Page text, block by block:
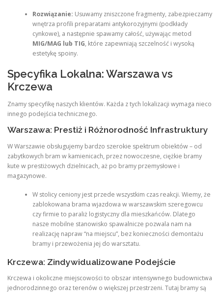
Rozwiązanie: Usuwamy zniszczone fragmenty, zabezpieczamy
wnętrza profili preparatami antykorozyjnymi (podkłady
cynkowe), a następnie spawamy całość, używając metod
MIG/MAG lub TIG, które zapewniają szczelność i wysoką
estetykę spoiny.
Specyfika Lokalna: Warszawa vs
Krczewa
Znamy specyfikę naszych klientów. Każda z tych lokalizacji wymaga nieco
innego podejścia technicznego.
Warszawa: Prestiż i Różnorodność Infrastruktury
W Warszawie obsługujemy bardzo szerokie spektrum obiektów – od
zabytkowych bram w kamienicach, przez nowoczesne, ciężkie bramy
kute w prestiżowych dzielnicach, aż po bramy przemysłowe i
magazynowe.
W stolicy ceniony jest przede wszystkim czas reakcji. Wiemy, że
zablokowana brama wjazdowa w warszawskim szeregowcu
czy firmie to paraliż logistyczny dla mieszkańców. Dlatego
nasze mobilne stanowisko spawalnicze pozwala nam na
realizację napraw “na miejscu”, bez konieczności demontażu
bramy i przewożenia jej do warsztatu.
Krczewa: Zindywidualizowane Podejście
Krczewa i okoliczne miejscowości to obszar intensywnego budownictwa
jednorodzinnego oraz terenów o większej przestrzeni. Tutaj bramy są